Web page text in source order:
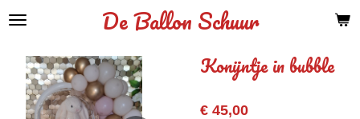
Ga
hoofdinhoud
De Ballon Schuur
Konijntje in bubble
€ 45,00